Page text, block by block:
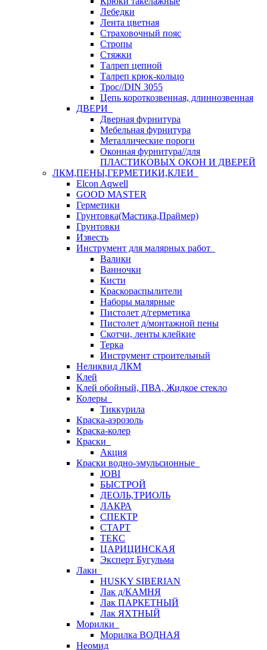
Лебедки
Лента цветная
Страховочный пояс
Стропы
Стяжки
Талреп цепной
Талреп крюк-кольцо
Трос//DIN 3055
Цепь короткозвенная, длиннозвенная
ДВЕРИ
Дверная фурнитура
Мебельная фурнитура
Металлические пороги
Оконная фурнитура//для
ПЛАСТИКОВЫХ ОКОН И ДВЕРЕЙ
ЛКМ,ПЕНЫ,ГЕРМЕТИКИ,КЛЕИ
Elcon Aqwell
GOOD MASTER
Герметики
Грунтовка(Мастика,Праймер)
Грунтовки
Известь
Инструмент для малярных работ
Валики
Ванночки
Кисти
Краскораспылители
Наборы малярные
Пистолет д/герметика
Пистолет д/монтажной пены
Скотчи, ленты клейкие
Терка
Инструмент строительный
Неликвид ЛКМ
Клей
Клей обойный, ПВА, Жидкое стекло
Колеры
Тиккурила
Краска-аэрозоль
Краска-колер
Краски
Акция
Краски водно-эмульсионные
JOBI
БЫСТРОЙ
ДЕОЛЬ,ТРИОЛЬ
ЛАКРА
СПЕКТР
СТАРТ
ТЕКС
ЦАРИЦИНСКАЯ
Эксперт Бугульма
Лаки
HUSKY SIBERIAN
Лак д/КАМНЯ
Лак ПАРКЕТНЫЙ
Лак ЯХТНЫЙ
Морилки
Морилка ВОДНАЯ
Неомид